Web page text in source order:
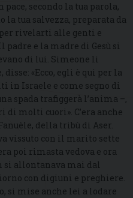
secondo la tua parola,
tua salvezza, preparata da
rivelarti alle genti e
padre e la madre di Gesù si
di lui. Simeone li
«Ecco, egli è qui per la
in Israele e come segno di
spada trafiggerà l’anima –,
molti cuori». C’era anche
della tribù di Aser.
vissuto con il marito sette
poi rimasta vedova e ora
si allontanava mai dal
con digiuni e preghiere.
si mise anche lei a lodare